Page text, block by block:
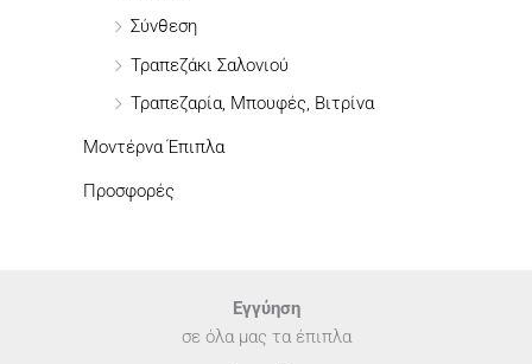
Σύνθεση
Τραπεζάκι Σαλονιού
Τραπεζαρία, Μπουφές, Βιτρίνα
Μοντέρνα Έπιπλα
Προσφορές
Εγγύηση
σε όλα μας τα έπιπλα